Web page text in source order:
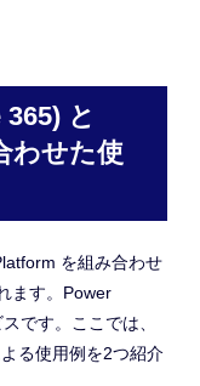
と
わせた使
を組み合わせ
ます。Power
です。ここでは、
る使用例を2つ紹介